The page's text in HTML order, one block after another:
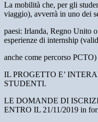
La mobilità che, per gli
viaggio), avverrà in uno dei
paesi: Irlanda, Regno Unito
esperienze di internship
anche come percorso PCTO)
IL PROGETTO E’
STUDENTI.
LE DOMANDE DI
ENTRO IL 21/11/2019 in